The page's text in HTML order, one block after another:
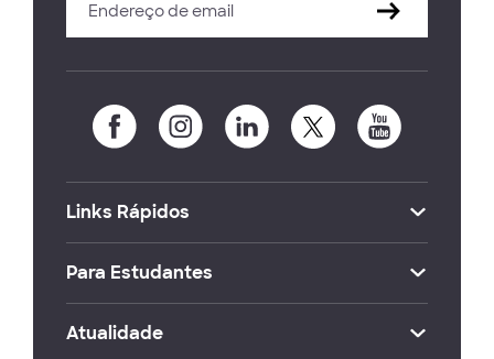
Links Rápidos
Para Estudantes
Atualidade